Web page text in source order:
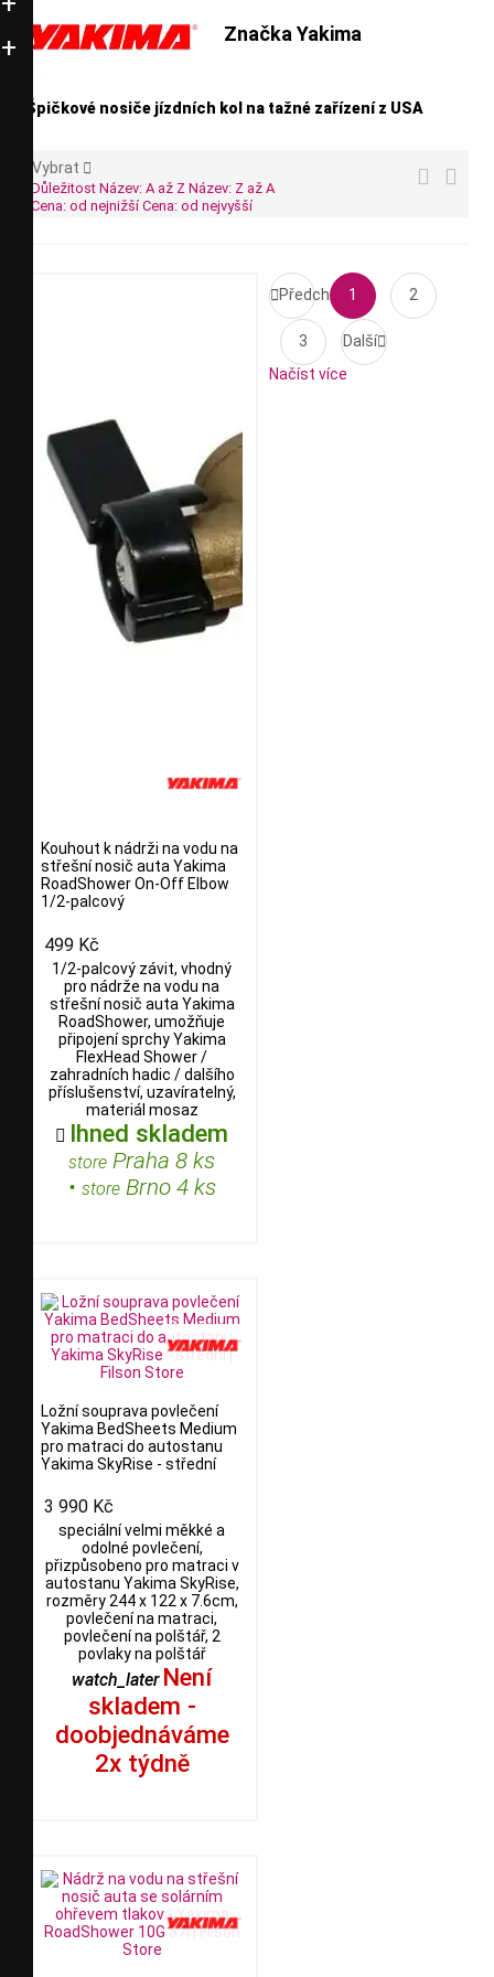
Značka Yakima
Špičkové nosiče jízdních kol na tažné zařízení z USA
 
Vybrat 
Důležitost Název: A až Z Název: Z až A
Cena: od nejnižšíCena: od nejvyšší
Kouhout k nádrži na vodu na
střešní nosič auta Yakima
RoadShower On-Off Elbow
1/2-palcový
499 Kč
1/2-palcový závit, vhodný
pro nádrže na vodu na
střešní nosič auta Yakima
RoadShower, umožňuje
připojení sprchy Yakima
FlexHead Shower /
zahradních hadic / dalšího
příslušenství, uzavíratelný,
materiál mosaz
 Ihned skladem
store Praha 8 ks
• storeBrno 4 ks
Ložní souprava povlečení
Yakima BedSheets Medium
pro matraci do autostanu
Yakima SkyRise - střední
3 990 Kč
speciální velmi měkké a
odolné povlečení,
přizpůsobeno pro matraci v
autostanu Yakima SkyRise,
rozměry 244 x 122 x 7.6cm,
povlečení na matraci,
povlečení na polštář, 2
povlaky na polštář
watch_later Není
skladem -
doobjednáváme
2x týdně
Předchozí1 2
3 Další
Načíst více